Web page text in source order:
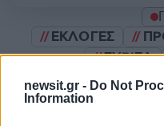
newsit.gr - Do Not
Information
ΕΚΛΟΓΕΣ
ΣΥΡΙΖΑ
Share: